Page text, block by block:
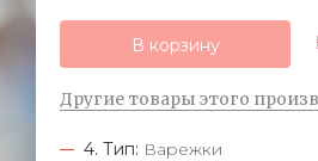
В корзину
Другие товары этого
4. Тип: Варежки